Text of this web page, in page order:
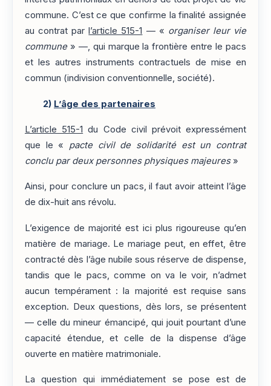
commune. C’est ce que confirme la finalité assignée
au contrat par l’article 515-1 — « organiser leur vie
commune» —, qui marque la frontière entre le pacs
et les autres instruments contractuels de mise en
commun (indivision conventionnelle, société).
2) L’âge des partenaires
L’article 515-1 du Code civil prévoit expressément
que le « pacte civil de solidarité est un contrat
conclu par deux personnes physiques majeures»
Ainsi, pour conclure un pacs, il faut avoir atteint l’âge
de dix-huit ans révolu.
L’exigence de majorité est ici plus rigoureuse qu’en
matière de mariage. Le mariage peut, en effet, être
contracté dès l’âge nubile sous réserve de dispense,
tandis que le pacs, comme on va le voir, n’admet
aucun tempérament : la majorité est requise sans
exception. Deux questions, dès lors, se présentent
— celle du mineur émancipé, qui jouit pourtant d’une
capacité étendue, et celle de la dispense d’âge
ouverte en matière matrimoniale.
La question qui immédiatement se pose est de